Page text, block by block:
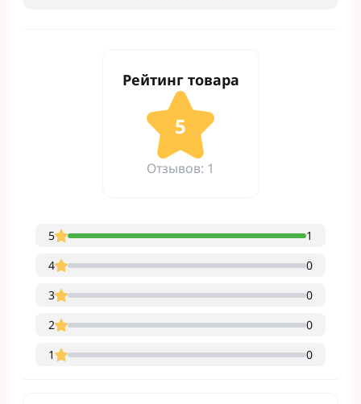
Рейтинг товара
5
Отзывов: 1
5
1
4
0
3
0
2
0
1
0